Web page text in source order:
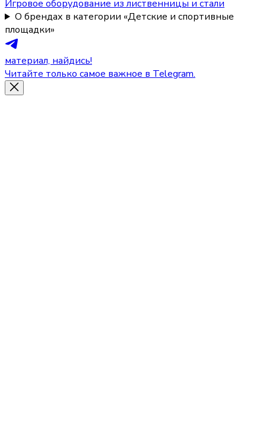
Игровое оборудование из лиственницы и стали
О брендах в категории «Детские и спортивные
площадки»
материал, найдись!
Читайте только самое важное в Telegram.